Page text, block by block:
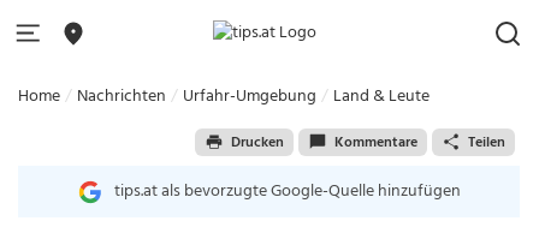
Home Nachrichten Urfahr-Umgebung Land & Leute
Drucken Kommentare Teilen
tips.at als bevorzugte Google-Quelle hinzufügen